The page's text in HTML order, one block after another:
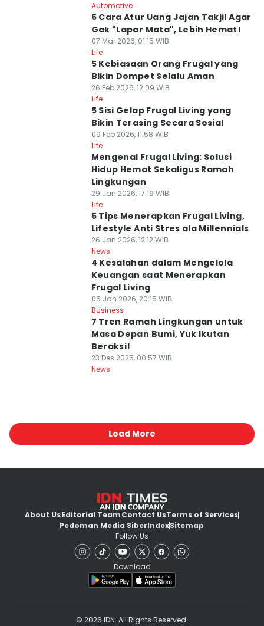
Automotive
5 Cara Atur Uang Jajan Takjil Agar
Gak "Lapar Mata", Lebih Hemat!
07 Mar 2026, 01:15 WIB
Life
5 Kebiasaan Orang Frugal yang
Bikin Dompet Selalu Aman
26 Feb 2026, 12:09 WIB
Life
5 Sisi Gelap Frugal Living yang
Bikin Terasing Secara Sosial
09 Feb 2026, 11:58 WIB
Life
Mengenal Frugal Living: Solusi
Hidup Hemat Sekaligus Ramah
Lingkungan
29 Jan 2026, 17:19 WIB
Life
5 Tips Menerapkan Frugal Living,
Lifestyle Anti Stres ala Millennials
26 Jan 2026, 12:12 WIB
News
4 Kesalahan dalam Mengelola
Keuangan saat Menerapkan
Frugal Living
06 Jan 2026, 20:15 WIB
Business
7 Tren Ramah Lingkungan untuk
Masa Depan Bumi, Yuk Ikutan
Beraksi!
23 Des 2025, 00:57 WIB
News
Load More
About UsEditorial TeamContact UsTerms of Services
Pedoman Media SiberIndexSitemap
Follow Us
Download
© 2026 IDN. All Rights Reserved.